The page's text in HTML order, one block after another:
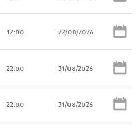
22/08/2026
12:00
31/08/2026
22:00
31/08/2026
22:00